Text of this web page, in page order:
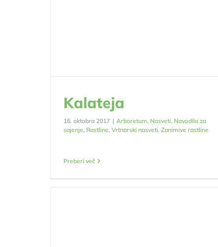
Kalateja
16. oktobra 2017 | Arboretum, Nasveti, Navodila za
sajenje, Rastline, Vrtnarski nasveti, Zanimive rastline
Preberi več